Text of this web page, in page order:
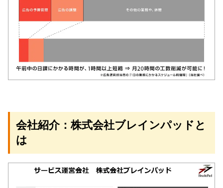
会社紹介：株式会社ブレインパッドと
は